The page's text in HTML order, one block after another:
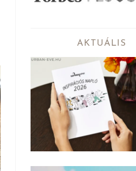
AKTUÁLIS